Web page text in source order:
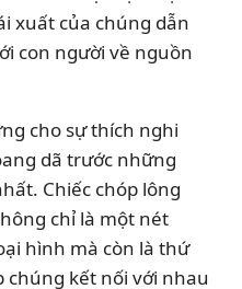
xuất của chúng dẫn
con người về nguồn
cho sự thích nghi
dã trước những
Chiếc chóp lông
chỉ là một nét
hình mà còn là thứ
kết nối với nhau